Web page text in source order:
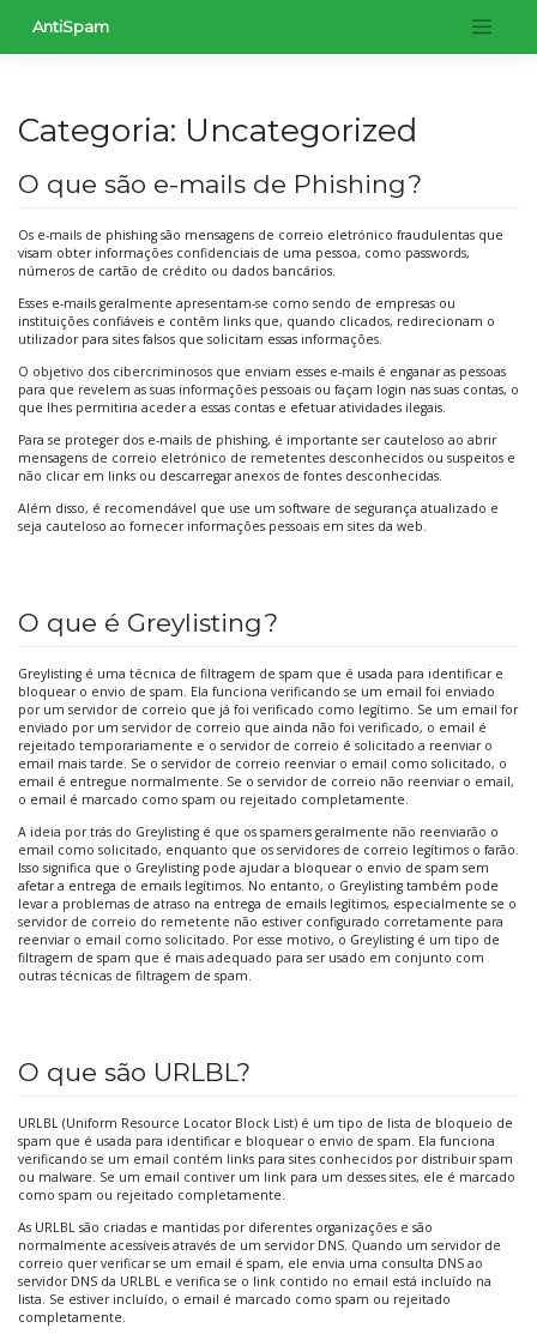
AntiSpam
Categoria: Uncategorized
O que são e-mails de Phishing?
Os e-mails de phishing são mensagens de correio eletrónico fraudulentas que
visam obter informações confidenciais de uma pessoa, como passwords,
números de cartão de crédito ou dados bancários.
Esses e-mails geralmente apresentam-se como sendo de empresas ou
instituições confiáveis e contêm links que, quando clicados, redirecionam o
utilizador para sites falsos que solicitam essas informações.
O objetivo dos cibercriminosos que enviam esses e-mails é enganar as pessoas
para que revelem as suas informações pessoais ou façam login nas suas contas, o
que lhes permitiria aceder a essas contas e efetuar atividades ilegais.
Para se proteger dos e-mails de phishing, é importante ser cauteloso ao abrir
mensagens de correio eletrónico de remetentes desconhecidos ou suspeitos e
não clicar em links ou descarregar anexos de fontes desconhecidas.
Além disso, é recomendável que use um software de segurança atualizado e
seja cauteloso ao fornecer informações pessoais em sites da web.
O que é Greylisting?
Greylisting é uma técnica de filtragem de spam que é usada para identificar e
bloquear o envio de spam. Ela funciona verificando se um email foi enviado
por um servidor de correio que já foi verificado como legítimo. Se um email for
enviado por um servidor de correio que ainda não foi verificado, o email é
rejeitado temporariamente e o servidor de correio é solicitado a reenviar o
email mais tarde. Se o servidor de correio reenviar o email como solicitado, o
email é entregue normalmente. Se o servidor de correio não reenviar o email,
o email é marcado como spam ou rejeitado completamente.
A ideia por trás do Greylisting é que os spamers geralmente não reenviarão o
email como solicitado, enquanto que os servidores de correio legítimos o farão.
Isso significa que o Greylisting pode ajudar a bloquear o envio de spam sem
afetar a entrega de emails legítimos. No entanto, o Greylisting também pode
levar a problemas de atraso na entrega de emails legítimos, especialmente se o
servidor de correio do remetente não estiver configurado corretamente para
reenviar o email como solicitado. Por esse motivo, o Greylisting é um tipo de
filtragem de spam que é mais adequado para ser usado em conjunto com
outras técnicas de filtragem de spam.
O que são URLBL?
URLBL (Uniform Resource Locator Block List) é um tipo de lista de bloqueio de
spam que é usada para identificar e bloquear o envio de spam. Ela funciona
verificando se um email contém links para sites conhecidos por distribuir spam
ou malware. Se um email contiver um link para um desses sites, ele é marcado
como spam ou rejeitado completamente.
As URLBL são criadas e mantidas por diferentes organizações e são
normalmente acessíveis através de um servidor DNS. Quando um servidor de
correio quer verificar se um email é spam, ele envia uma consulta DNS ao
servidor DNS da URLBL e verifica se o link contido no email está incluído na
lista. Se estiver incluído, o email é marcado como spam ou rejeitado
completamente.